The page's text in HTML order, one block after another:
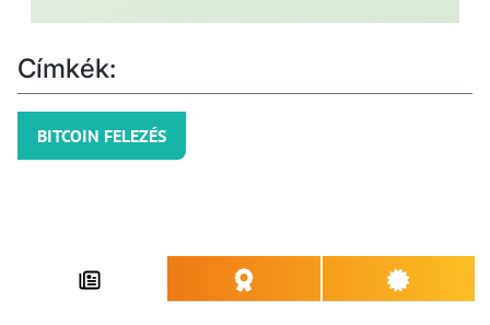
Címkék:
BITCOIN FELEZÉS